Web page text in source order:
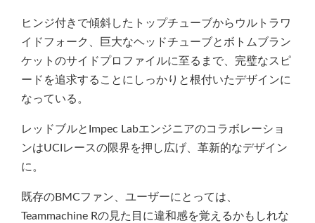
ヒンジ付きで傾斜したトップチューブからウルトラワ
イドフォーク、巨大なヘッドチューブとボトムブラン
ケットのサイドプロファイルに至るまで、完璧なスピ
ードを追求することにしっかりと根付いたデザインに
なっている。
レッドブルとImpec Labエンジニアのコラボレーショ
ンはUCIレースの限界を押し広げ、革新的なデザイン
に。
既存のBMCファン、ユーザーにとっては、
Teammachine Rの見た目に違和感を覚えるかもしれな